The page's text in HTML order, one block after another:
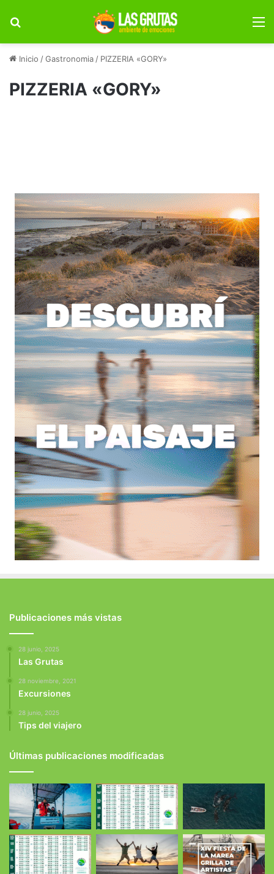
Inicio /Gastronomia / PIZZERIA «GORY»
PIZZERIA «GORY»
Publicaciones más vistas
28 junio, 2025
Las Grutas
28 noviembre, 2021
Excursiones
28 junio, 2025
Tips del viajero
Últimas publicaciones modificadas